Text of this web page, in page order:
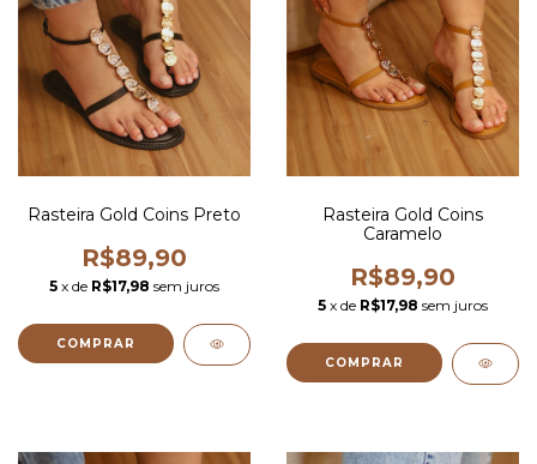
Rasteira Gold Coins Preto
R$89,90
5 x de R$17,98 sem juros
COMPRAR
Rasteira Gold Coins
Caramelo
R$89,90
5 x de R$17,98 sem juros
COMPRAR